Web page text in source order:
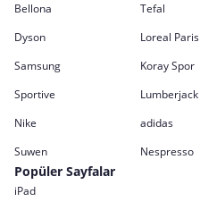
Bellona
Tefal
Dyson
Loreal Paris
Samsung
Koray Spor
Sportive
Lumberjack
Nike
adidas
Suwen
Nespresso
Popüler Sayfalar
iPad